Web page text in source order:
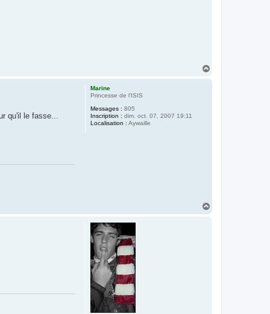
Marine
Princesse de l'ISIS
Messages : 805
Inscription : dim. oct. 07, 2007 19:11
Localisation : Aywaille
qu'il le fasse...